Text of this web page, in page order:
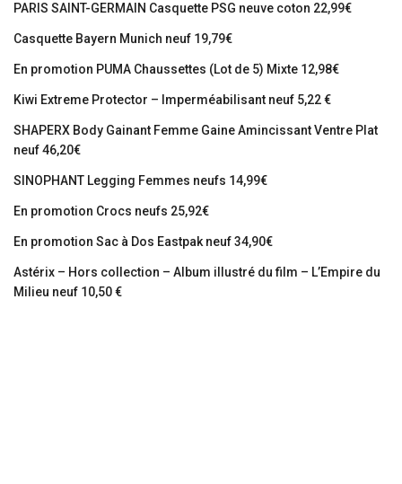
PARIS SAINT-GERMAIN Casquette PSG neuve coton 22,99€
Casquette Bayern Munich neuf 19,79€
En promotion PUMA Chaussettes (Lot de 5) Mixte 12,98€
Kiwi Extreme Protector – Imperméabilisant neuf 5,22 €
SHAPERX Body Gainant Femme Gaine Amincissant Ventre Plat
neuf 46,20€
SINOPHANT Legging Femmes neufs 14,99€
En promotion Crocs neufs 25,92€
En promotion Sac à Dos Eastpak neuf 34,90€
Astérix – Hors collection – Album illustré du film – L’Empire du
Milieu neuf 10,50 €